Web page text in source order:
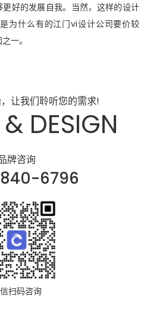
好的发展自我。当然，这样的设计
为什么有的江门vi设计公司要价较
一。
让我们聆听您的需求!
DESIGN
牌咨询
6796
扫码咨询